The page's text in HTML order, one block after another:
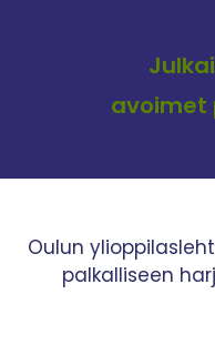
avoimet
Oulun
palkalliseen